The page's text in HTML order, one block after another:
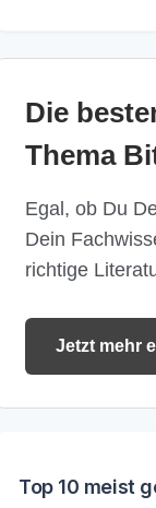
Die
Thema
Egal, ob Du
Dein
richtige
Jetzt mehr
Top 10 meist